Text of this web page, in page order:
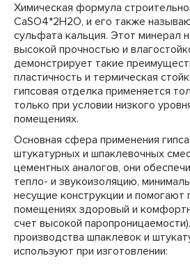
Химическая формула
CaSO4*2H2O, и его также
сульфата кальция. Этот минерал
высокой прочностью и
демонстрирует такие
пластичность и термическая
гипсовая отделка применяется
только при условии низкого
помещениях.
Основная сфера применения
штукатурных и шпаклевочных
цементных аналогов, они
тепло- и звукоизоляцию,
несущие конструкции и помогают
помещениях здоровый и
счет высокой
производства шпаклевок и
используют при изготовлении: